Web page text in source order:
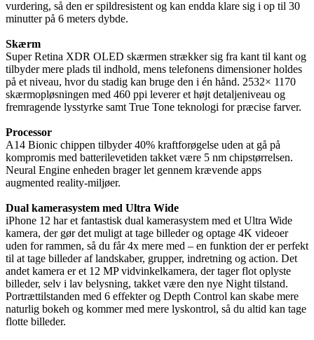
vurdering, så den er spildresistent og kan endda klare sig i op til 30
minutter på 6 meters dybde.
Skærm
Super Retina XDR OLED skærmen strækker sig fra kant til kant og
tilbyder mere plads til indhold, mens telefonens dimensioner holdes
på et niveau, hvor du stadig kan bruge den i én hånd. 2532× 1170
skærmopløsningen med 460 ppi leverer et højt detaljeniveau og
fremragende lysstyrke samt True Tone teknologi for præcise farver.
Processor
A14 Bionic chippen tilbyder 40% kraftforøgelse uden at gå på
kompromis med batterilevetiden takket være 5 nm chipstørrelsen.
Neural Engine enheden brager let gennem krævende apps
augmented reality-miljøer.
Dual kamerasystem med Ultra Wide
iPhone 12 har et fantastisk dual kamerasystem med et Ultra Wide
kamera, der gør det muligt at tage billeder og optage 4K videoer
uden for rammen, så du får 4x mere med – en funktion der er perfekt
til at tage billeder af landskaber, grupper, indretning og action. Det
andet kamera er et 12 MP vidvinkelkamera, der tager flot oplyste
billeder, selv i lav belysning, takket være den nye Night tilstand.
Portrættilstanden med 6 effekter og Depth Control kan skabe mere
naturlig bokeh og kommer med mere lyskontrol, så du altid kan tage
flotte billeder.